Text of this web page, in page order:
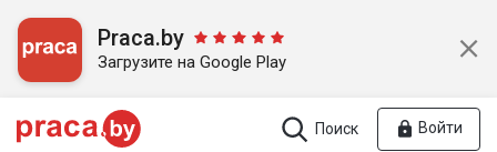
Praca.by
Загрузите на Google Play
Поиск Войти